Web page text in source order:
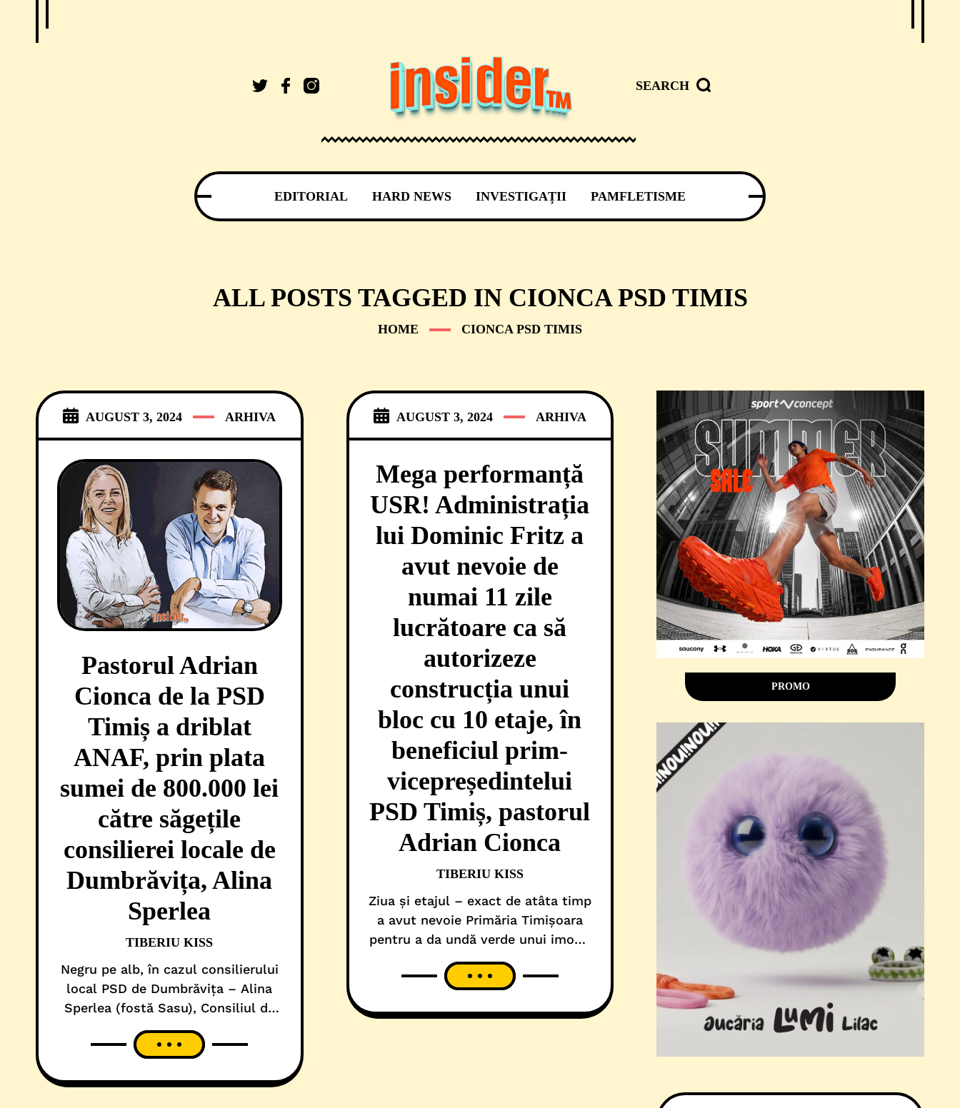
SEARCH
EDITORIAL HARD NEWS INVESTIGAȚII PAMFLETISME
ALL POSTS TAGGED IN CIONCA PSD TIMIS
HOME CIONCA PSD TIMIS
AUGUST 3, 2024 ARHIVA
Pastorul Adrian
Cionca de la PSD
Timiș a driblat
ANAF, prin plata
sumei de 800.000 lei
către săgețile
consilierei locale de
Dumbrăvița, Alina
Sperlea
TIBERIU KISS
Negru pe alb, în cazul consilierului
local PSD de Dumbrăvița – Alina
Sperlea (fostă Sasu), Consiliul de
Disciplină al Camerei Executorilor
Judecătorești de pe lângă Curtea
scris, două lucruri. Toate, în
AUGUST 3, 2024 ARHIVA
Mega performanță
USR! Administrația
lui Dominic Fritz a
avut nevoie de
numai 11 zile
lucrătoare ca să
autorizeze
construcția unui
bloc cu 10 etaje, în
beneficiul prim-
vicepreședintelui
PSD Timiș, pastorul
Adrian Cionca
TIBERIU KISS
Ziua și etajul – exact de atâta timp
a avut nevoie Primăria Timișoara
pentru a da undă verde unui imobil
colectiv de mari dimensiuni, aflat
în portofoliul dezvoltatorului
democraților bănățeni,
PROMO